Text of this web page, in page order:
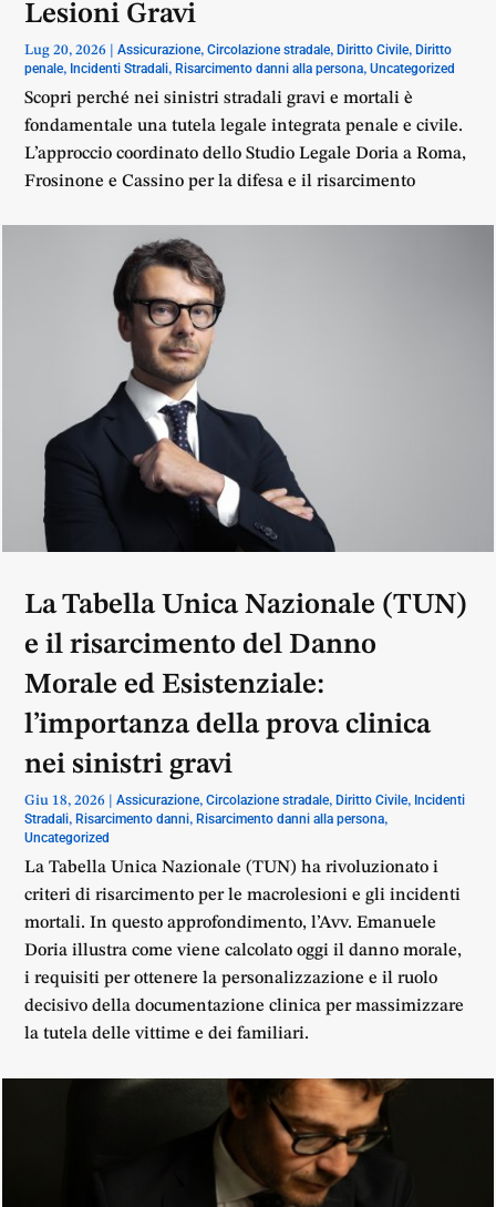
Lesioni Gravi
Lug 20, 2026 |Assicurazione,Circolazione stradale, Diritto Civile, Diritto
penale, Incidenti Stradali, Risarcimento danni alla persona,Uncategorized
Scopri perché nei sinistri stradali gravi e mortali è
fondamentale una tutela legale integrata penale e civile.
L’approccio coordinato dello Studio Legale Doria a Roma,
Frosinone e Cassino per la difesa e il risarcimento
La Tabella Unica Nazionale (TUN)
e il risarcimento del Danno
Morale ed Esistenziale:
l’importanza della prova clinica
nei sinistri gravi
Giu 18, 2026 |Assicurazione,Circolazione stradale, Diritto Civile, Incidenti
Stradali, Risarcimento danni, Risarcimento danni alla persona,
Uncategorized
La Tabella Unica Nazionale (TUN) ha rivoluzionato i
criteri di risarcimento per le macrolesioni e gli incidenti
mortali. In questo approfondimento, l’Avv. Emanuele
Doria illustra come viene calcolato oggi il danno morale,
i requisiti per ottenere la personalizzazione e il ruolo
decisivo della documentazione clinica per massimizzare
la tutela delle vittime e dei familiari.